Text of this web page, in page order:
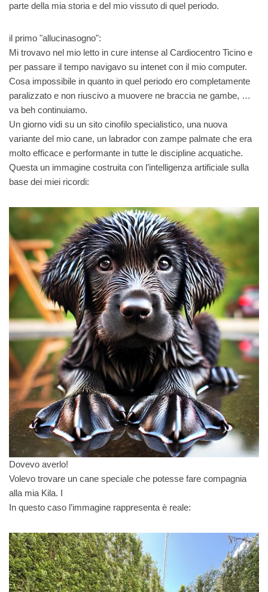
parte della mia storia e del mio vissuto di quel periodo.
il primo "allucinasogno":
Mi trovavo nel mio letto in cure intense al Cardiocentro Ticino e
per passare il tempo navigavo su intenet con il mio computer.
Cosa impossibile in quanto in quel periodo ero completamente
paralizzato e non riuscivo a muovere ne braccia ne gambe, …
va beh continuiamo.
Un giorno vidi su un sito cinofilo specialistico, una nuova
variante del mio cane, un labrador con zampe palmate che era
molto efficace e performante in tutte le discipline acquatiche.
Questa un immagine costruita con l’intelligenza artificiale sulla
base dei miei ricordi:
Dovevo averlo!
Volevo trovare un cane speciale che potesse fare compagnia
alla mia Kila. I
In questo caso l’immagine rappresenta è reale: